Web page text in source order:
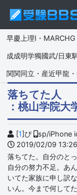
早慶上理I・MARCHG
成成明学獨國武/日東
関関同立・産近甲龍
落ちてた人
：桃山学院大
[1]ぴ
sp/iPhone
2019/02/09 13:26
落ちてた。自分のと
自分の努力不足。あ
いてた家族に申し訳
いん。今まで何してた